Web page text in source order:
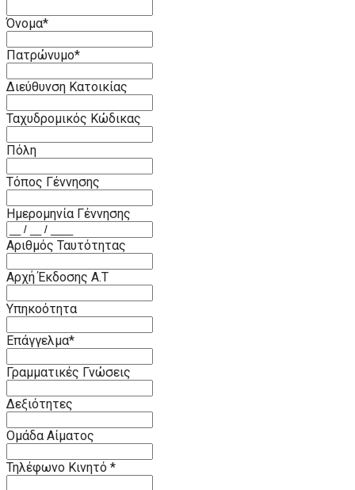
Όνομα*
Πατρώνυμο*
Διεύθυνση Κατοικίας
Ταχυδρομικός Κώδικας
Πόλη
Τόπος Γέννησης
Ημερομηνία Γέννησης
Αριθμός Ταυτότητας
Αρχή Έκδοσης Α.Τ
Υπηκοότητα
Επάγγελμα*
Γραμματικές Γνώσεις
Δεξιότητες
Ομάδα Αίματος
Τηλέφωνο Κινητό *